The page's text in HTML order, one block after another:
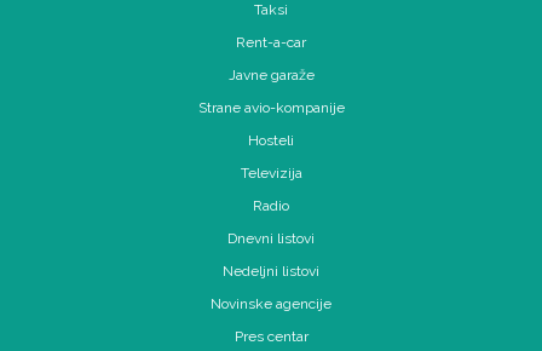
Taksi
Rent-a-car
Javne garaže
Strane avio-kompanije
Hosteli
Televizija
Radio
Dnevni listovi
Nedeljni listovi
Novinske agencije
Pres centar